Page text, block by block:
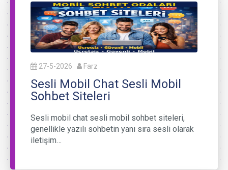
27-5-2026 Farz
Sesli Mobil Chat Sesli Mobil
Sohbet Siteleri
Sesli mobil chat sesli mobil sohbet siteleri,
genellikle yazılı sohbetin yanı sıra sesli olarak
iletişim…